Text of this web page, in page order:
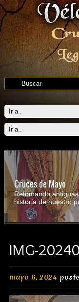
Cruces de Mayo
Retomando
historia de nuestro
IMG-
mayo 6, 2024